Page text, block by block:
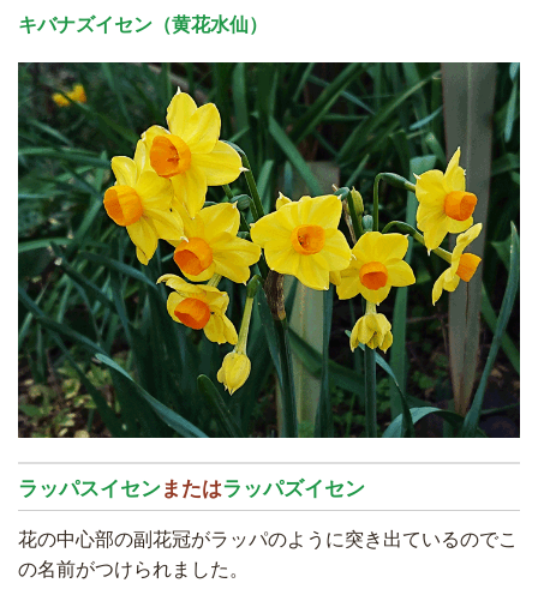
キバナズイセン（黄花水仙）
ラッパスイセンまたはラッパズイセン
花の中心部の副花冠がラッパのように突き出ているのでこ
の名前がつけられました。